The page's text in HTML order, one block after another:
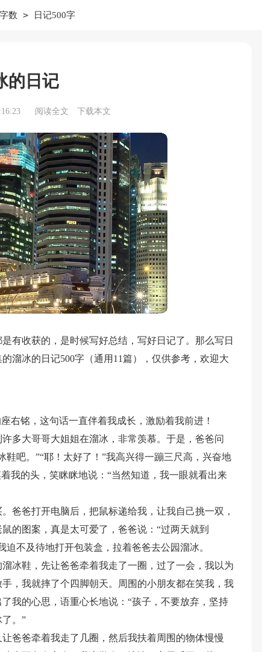
数 > 日记500字
的日记
阅读全文 下载本文
有收获的，是时候写好总结，写好日记了。那么写日
溜冰的日记500字（通用11篇），仅供参考，欢迎大
右铭，这句话一直伴着我成长，激励着我前进！
多大哥哥大姐姐在溜冰，非常羡慕。于是，爸爸问
吧。”“耶！太好了！”我高兴得一蹦三尺高，兴奋地
我的头，笑眯眯地说：“当然知道，我一眼就看出来
爸爸打开电脑后，把鼠标递给我，让我自己挑一双，
的图案，真是太可爱了，爸爸说：“过两天就到
不及待地打开包装盒，拉着爸爸去公园溜冰。
冰鞋，先让爸爸牵着我走了一圈，过了一会，我以为
，我就摔了个四脚朝天。周围的小朋友都在笑我，我
我的心思，语重心长地说：“孩子，不要放弃，坚持
。”
爸爸牵着我走了几圈，然后我扶着周围的物体慢慢